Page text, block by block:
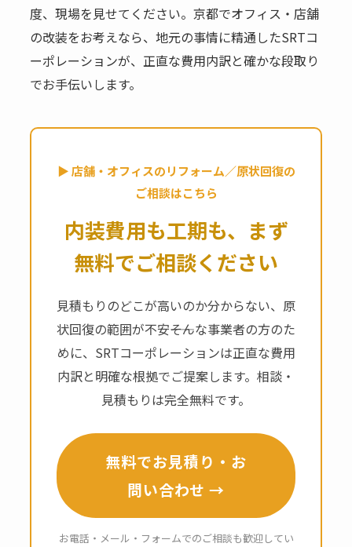
度、現場を見せてください。京都でオフィス・店舗
の改装をお考えなら、地元の事情に精通したSRTコ
ーポレーションが、正直な費用内訳と確かな段取り
でお手伝いします。
▶ 店舗・オフィスのリフォーム／原状回復の
ご相談はこちら
内装費用も工期も、まず
無料でご相談ください
見積もりのどこが高いのか分からない、原
状回復の範囲が不安――そんな事業者の方のた
めに、SRTコーポレーションは正直な費用
内訳と明確な根拠でご提案します。相談・
見積もりは完全無料です。
無料でお見積り・お
問い合わせ →
お電話・メール・フォームでのご相談も歓迎してい